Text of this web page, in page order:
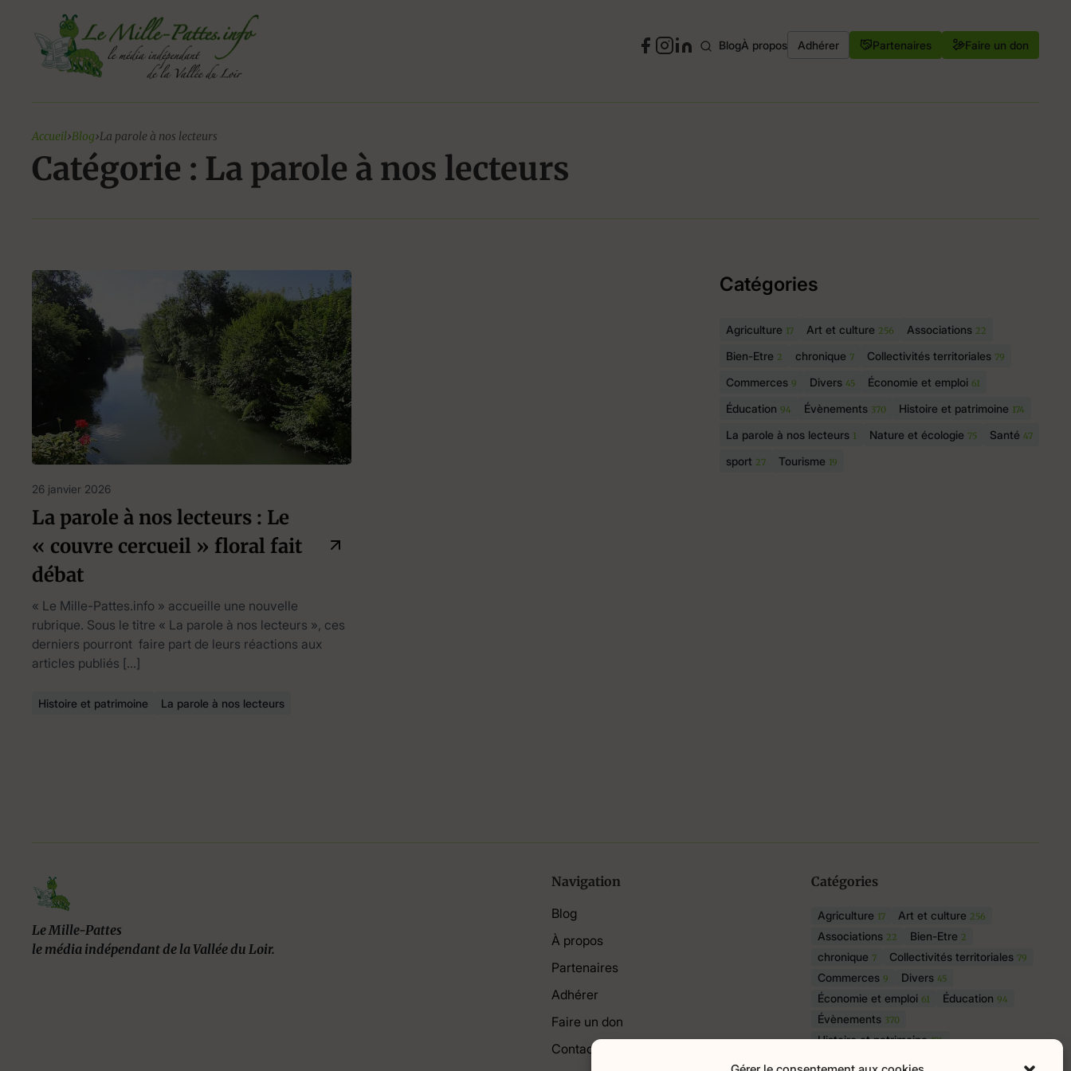
contenu
BlogÀ propos Adhérer Partenaires Faire un don
Accueil›Blog›La parole à nos lecteurs
Catégorie : La parole à nos lecteurs
26 janvier 2026
La parole à nos lecteurs : Le
« couvre cercueil » floral fait
débat
« Le Mille-Pattes.info » accueille une nouvelle
rubrique. Sous le titre « La parole à nos lecteurs », ces
derniers pourront faire part de leurs réactions aux
articles publiés […]
Histoire et patrimoine La parole à nos lecteurs
Catégories
Agriculture 17 Art et culture 256 Associations 22
Bien-Etre 2 chronique 7 Collectivités territoriales 79
Commerces 9 Divers 45 Économie et emploi 61
Éducation 94 Évènements 370 Histoire et patrimoine 174
La parole à nos lecteurs 1 Nature et écologie 75 Santé 47
sport 27 Tourisme 19
Le Mille-Pattes
le média indépendant de la Vallée du Loir.
Navigation
Blog
À propos
Partenaires
Adhérer
Faire un don
Contact
Catégories
Agriculture 17 Art et culture 256
Associations 22 Bien-Etre 2
chronique 7 Collectivités territoriales 79
Commerces 9 Divers 45
Économie et emploi 61 Éducation 94
Évènements 370
Histoire et patrimoine174